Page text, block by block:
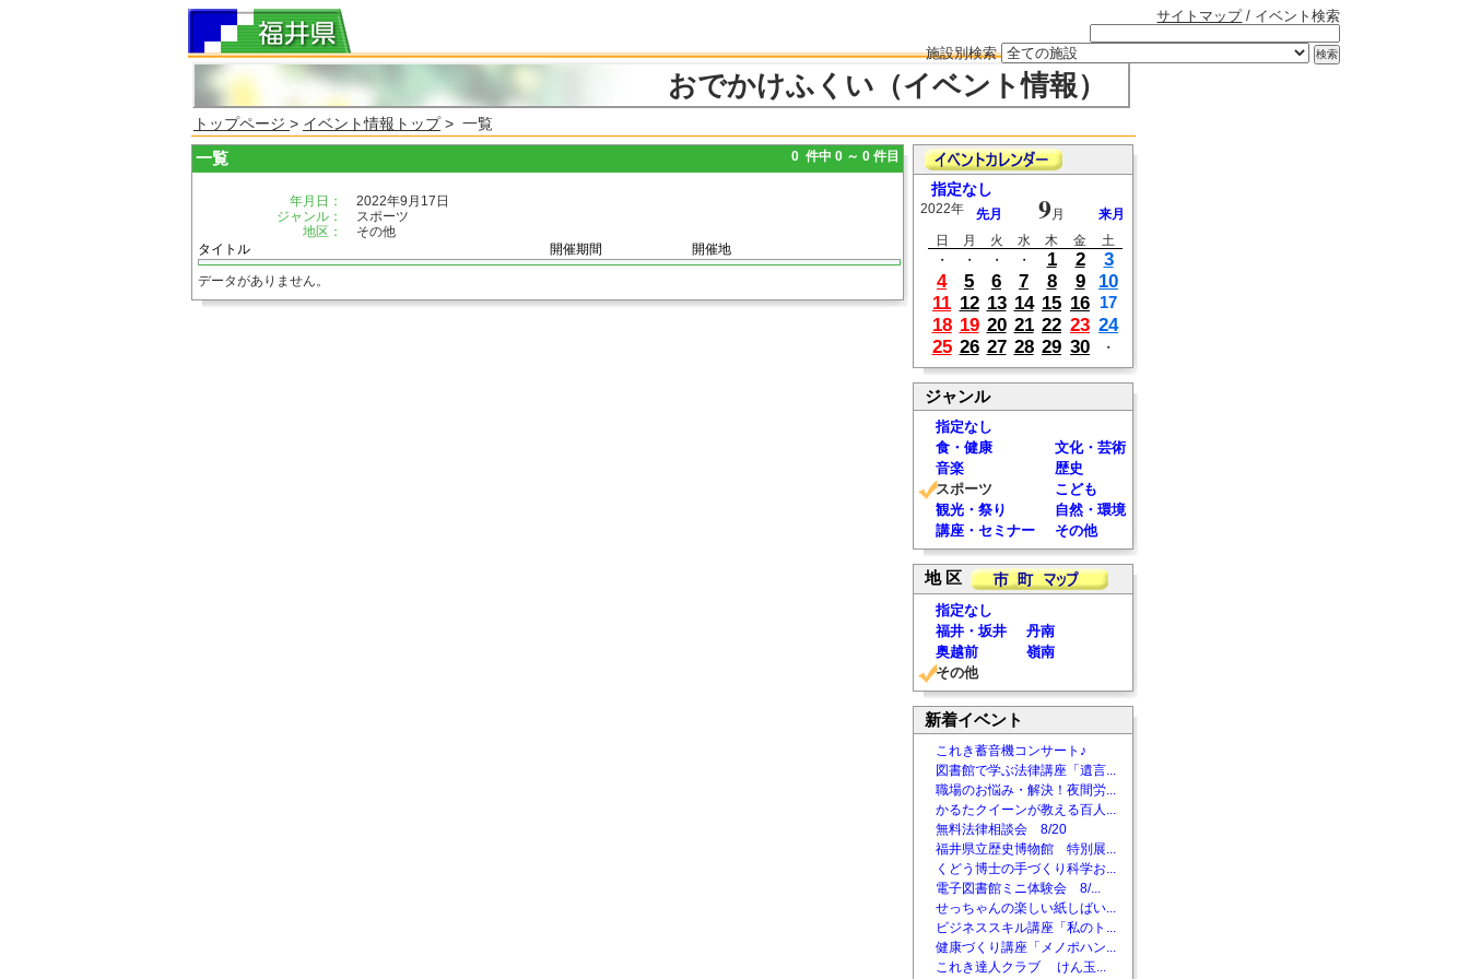
サイトマップ/ イベント検索
施設別検索
おでかけふくい（イベント情報）
トップページ > イベント情報トップ> 一覧
一覧 0 件中 0 ～ 0 件目
年月日：
2022年9月17日
ジャンル：
スポーツ
地区：
その他
タイトル
開催期間 開催地
データがありません。
指定なし
2022年 先月 9月
来月
日
月 火 水 木 金
土
・
・ ・ ・ 1 2
3
4
5 6 7 8 9
10
11 12 13 14 15 16 17
18 19 20 21 22 23 24
25 26 27 28 29 30 ・
ジャンル
指定なし
食・健康
文化・芸術
音楽
歴史
スポーツ
こども
観光・祭り
自然・環境
講座・セミナー
その他
地 区
指定なし
福井・坂井
丹南
奥越前
嶺南
その他
新着イベント
これき蓄音機コンサート♪
図書館で学ぶ法律講座「遺言...
職場のお悩み・解決！夜間労...
かるたクイーンが教える百人...
無料法律相談会 8/20
福井県立歴史博物館 特別展...
くどう博士の手づくり科学お...
電子図書館ミニ体験会 8/...
せっちゃんの楽しい紙しばい...
ビジネススキル講座「私のト...
健康づくり講座「メノポハン...
これき達人クラブ けん玉...